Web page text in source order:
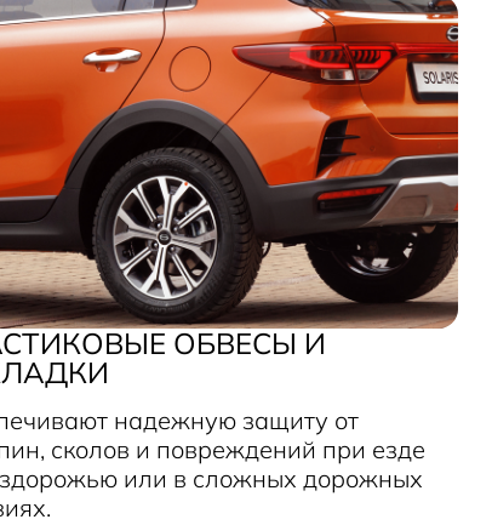
ОБВЕСЫ И
надежную защиту от
сколов и повреждений при езде
или в сложных дорожных